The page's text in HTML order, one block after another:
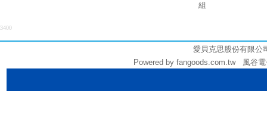
組
3400
愛貝克思股份有限
Powered by fangoods.com.tw 風谷電子商